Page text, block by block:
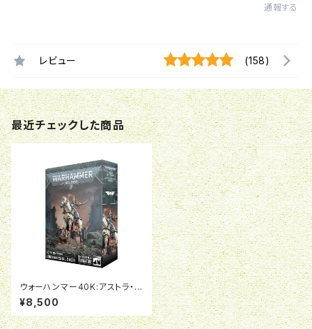
通報する
レビュー (158)
最近チェックした商品
ウォーハンマー40K:アストラ・ミ
リタルム:クリーグ・総軍将ドライ
ア
¥8,500